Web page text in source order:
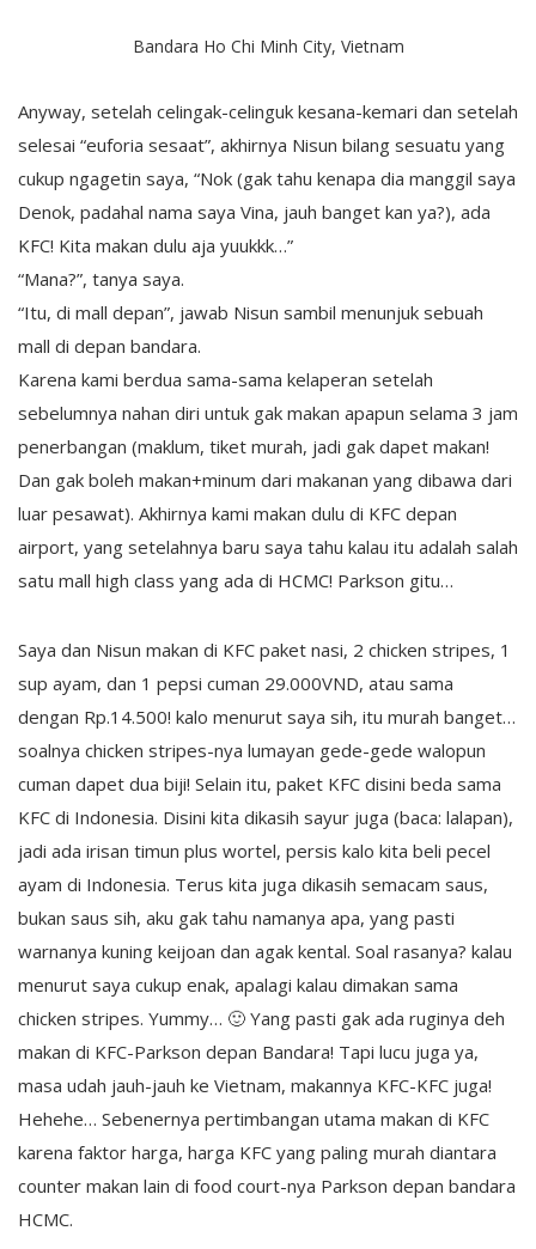
Bandara Ho Chi Minh City, Vietnam
Anyway, setelah celingak-celinguk kesana-kemari dan setelah
selesai “euforia sesaat”, akhirnya Nisun bilang sesuatu yang
cukup ngagetin saya, “Nok (gak tahu kenapa dia manggil saya
Denok, padahal nama saya Vina, jauh banget kan ya?), ada
KFC! Kita makan dulu aja yuukkk…”
“Mana?”, tanya saya.
“Itu, di mall depan”, jawab Nisun sambil menunjuk sebuah
mall di depan bandara.
Karena kami berdua sama-sama kelaperan setelah
sebelumnya nahan diri untuk gak makan apapun selama 3 jam
penerbangan (maklum, tiket murah, jadi gak dapet makan!
Dan gak boleh makan+minum dari makanan yang dibawa dari
luar pesawat). Akhirnya kami makan dulu di KFC depan
airport, yang setelahnya baru saya tahu kalau itu adalah salah
satu mall high class yang ada di HCMC! Parkson gitu…
Saya dan Nisun makan di KFC paket nasi, 2 chicken stripes, 1
sup ayam, dan 1 pepsi cuman 29.000VND, atau sama
dengan Rp.14.500! kalo menurut saya sih, itu murah banget…
soalnya chicken stripes-nya lumayan gede-gede walopun
cuman dapet dua biji! Selain itu, paket KFC disini beda sama
KFC di Indonesia. Disini kita dikasih sayur juga (baca: lalapan),
jadi ada irisan timun plus wortel, persis kalo kita beli pecel
ayam di Indonesia. Terus kita juga dikasih semacam saus,
bukan saus sih, aku gak tahu namanya apa, yang pasti
warnanya kuning keijoan dan agak kental. Soal rasanya? kalau
menurut saya cukup enak, apalagi kalau dimakan sama
chicken stripes. Yummy… 🙂 Yang pasti gak ada ruginya deh
makan di KFC-Parkson depan Bandara! Tapi lucu juga ya,
masa udah jauh-jauh ke Vietnam, makannya KFC-KFC juga!
Hehehe… Sebenernya pertimbangan utama makan di KFC
karena faktor harga, harga KFC yang paling murah diantara
counter makan lain di food court-nya Parkson depan bandara
HCMC.